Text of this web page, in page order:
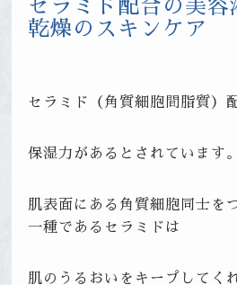
セラミド配合の美容
乾燥のスキンケア
セラミド（角質細胞間脂質）
保湿力があるとされています。
肌表面にある角質細胞同士を
一種であるセラミドは
肌のうるおいをキープしてく